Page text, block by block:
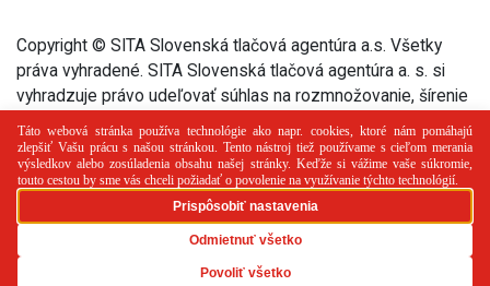
Copyright © SITA Slovenská tlačová agentúra a.s. Všetky
práva vyhradené. SITA Slovenská tlačová agentúra a. s. si
vyhradzuje právo udeľovať súhlas na rozmnožovanie, šírenie
a na verejný prenos tohto článku a jeho častí.
PR článok